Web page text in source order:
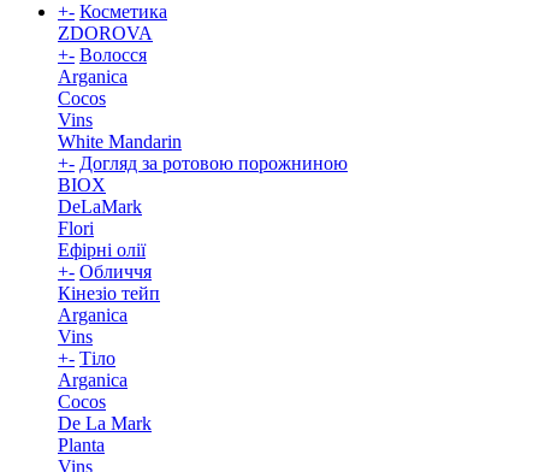
+- Косметика
ZDOROVA
+- Волосся
Arganica
Cocos
Vins
White Mandarin
+- Догляд за ротовою порожниною
BIOX
DeLaMark
Flori
Ефірні олії
+- Обличчя
Кінезіо тейп
Arganica
Vins
+- Тіло
Arganica
Cocos
De La Mark
Planta
Vins